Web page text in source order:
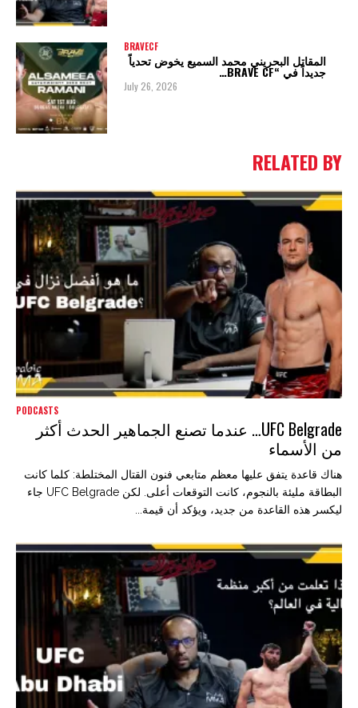
BRAVECF
المقاتل البحريني محمد السميع يخوض تحدياً
جديداً في “BRAVE CF…
July 26, 2026
RELATED BY
PODCASTS
UFC Belgrade… عندما تصنع الجماهير الحدث أكثر
من الأسماء
هناك قاعدة يتفق عليها معظم متابعي فنون القتال المختلطة: كلما كانت
البطاقة مليئة بالنجوم، كانت التوقعات أعلى. لكن UFC Belgrade جاء
ليكسر هذه القاعدة من جديد، ويؤكد أن قيمة...